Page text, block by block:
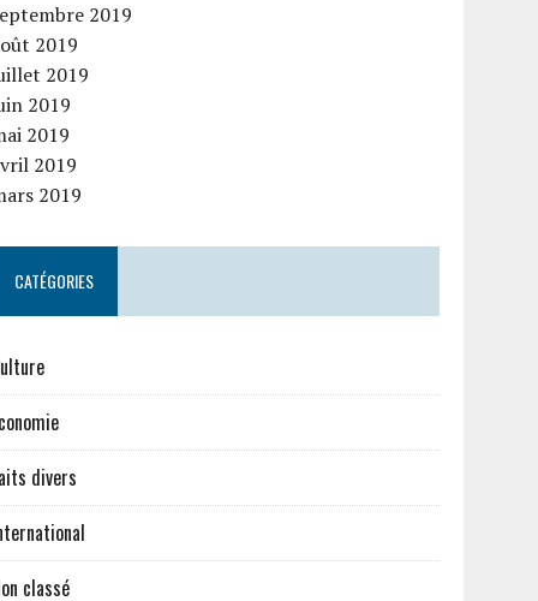
2019
2019
2019
2019
2019
2019
2019
CATÉGORIES
divers
classé